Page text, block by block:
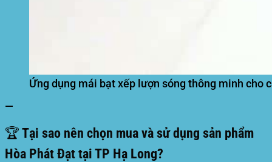
Ứng dụng mái bạt xếp lượn sóng thông minh cho
—
🏆 Tại sao nên chọn mua và sử dụng sản phẩm
Hòa Phát Đạt tại TP Hạ Long?